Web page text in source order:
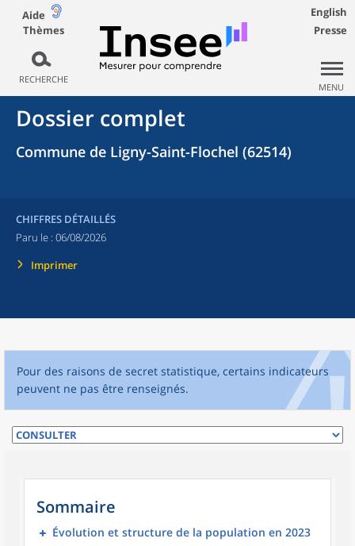
Aide
Thèmes
RECHERCHE
English
Presse
MENU
Dossier complet
Commune de Ligny-Saint-Flochel (62514)
CHIFFRES DÉTAILLÉS
Paru le : 06/08/2026
Imprimer
Pour des raisons de secret statistique, certains indicateurs
peuvent ne pas être renseignés.
Sommaire
Évolution et structure de la population en 2023